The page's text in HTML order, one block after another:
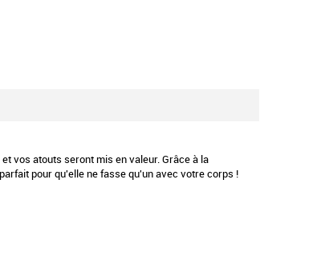
vos atouts seront mis en valeur. Grâce à la
pour qu'elle ne fasse qu'un avec votre corps !